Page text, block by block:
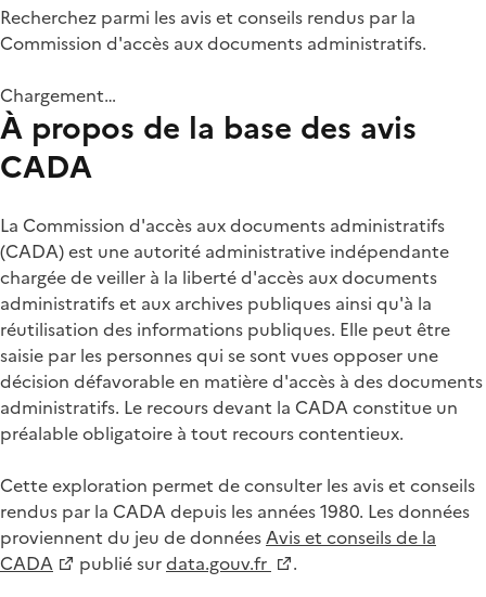
Recherchez parmi les avis et conseils rendus par la
Commission d'accès aux documents administratifs.
Chargement…
À propos de la base des avis
CADA
La Commission d'accès aux documents administratifs
(CADA) est une autorité administrative indépendante
chargée de veiller à la liberté d'accès aux documents
administratifs et aux archives publiques ainsi qu'à la
réutilisation des informations publiques. Elle peut être
saisie par les personnes qui se sont vues opposer une
décision défavorable en matière d'accès à des documents
administratifs. Le recours devant la CADA constitue un
préalable obligatoire à tout recours contentieux.
Cette exploration permet de consulter les avis et conseils
rendus par la CADA depuis les années 1980. Les données
proviennent du jeu de donnéesAvis et conseils de la
CADA
publié surdata.gouv.fr .